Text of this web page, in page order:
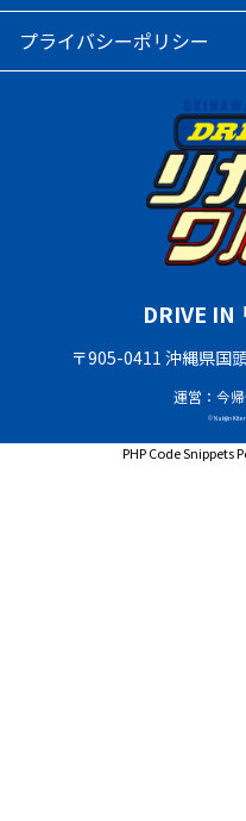
プライバシーポリシー
DRIVE IN
〒905-0411 沖縄県国
運営：今
© Nakijin
PHP Code Snippets